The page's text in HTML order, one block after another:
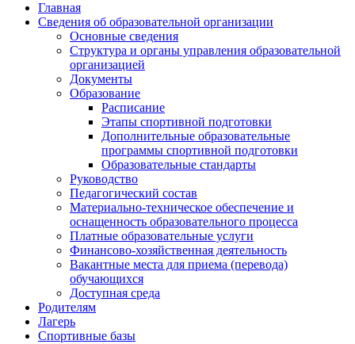
Главная
Сведения об образовательной организации
Основные сведения
Структура и органы управления образовательной
организацией
Документы
Образование
Расписание
Этапы спортивной подготовки
Дополнительные образовательные
программы спортивной подготовки
Образовательные стандарты
Руководство
Педагогический состав
Материально-техническое обеспечение и
оснащенность образовательного процесса
Платные образовательные услуги
Финансово-хозяйственная деятельность
Вакантные места для приема (перевода)
обучающихся
Доступная среда
Родителям
Лагерь
Спортивные базы